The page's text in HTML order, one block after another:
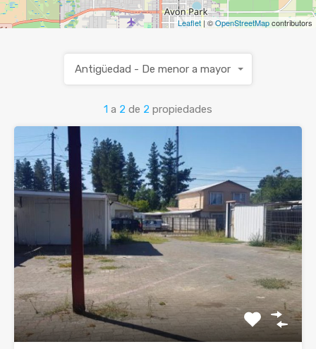
Leaflet| ©OpenStreetMapcontributors
1 a 2 de 2 propiedades
Antigüedad - De menor a mayor